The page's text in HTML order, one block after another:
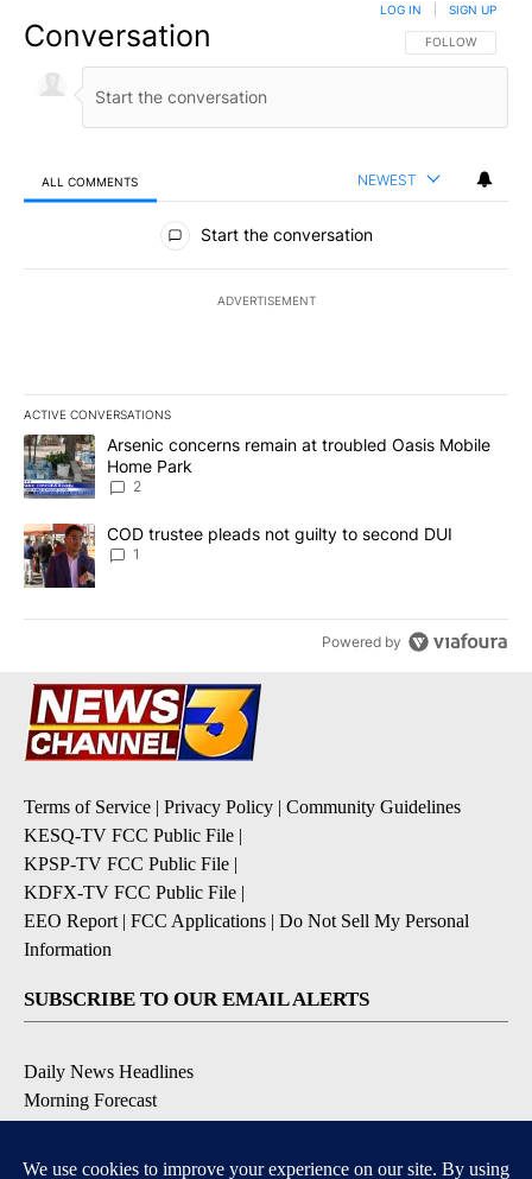
Conversation FOLLOW THIS
FOLLOW
LOG IN SIGN UP
ALL COMMENTS NEWEST
All Comments
Start the conversation
ADVERTISEMENT
ACTIVE CONVERSATIONS
The following is a list of the most commented articles in the last
A trending article titled "Arsenic concerns remain at troubled
Arsenic concerns remain at troubled Oasis Mobile
Home Park
2
A trending article titled "COD trustee pleads not guilty to second
COD trustee pleads not guilty to second DUI
1
Powered by
Terms of Service | Privacy Policy | Community Guidelines
KESQ-TV FCC Public File |
KPSP-TV FCC Public File |
KDFX-TV FCC Public File |
EEO Report | FCC Applications | Do Not Sell My Personal
Information
SUBSCRIBE TO OUR EMAIL ALERTS
Daily News Headlines
Morning Forecast